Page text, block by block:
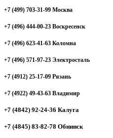
+7 (499) 703-31-99 Москва
+7 (496) 444-00-23 Воскресенск
+7 (496) 623-41-63 Коломна
+7 (496) 571-97-23 Электросталь
+7 (4912) 25-17-09 Рязань
+7 (4922) 49-43-63 Владимир
+7 (4842) 92-24-36 Калуга
+7 (4845) 83-82-78 Обнинск